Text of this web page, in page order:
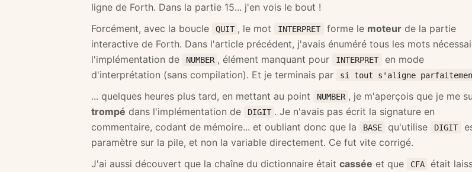
ligne de Forth. Dans la partie 15... j'en vois le bout !
Forcément, avec la boucle
QUIT , le mot INTERPRET forme le moteurde la partie
interactive de Forth. Dans l'article précédent, j'avais énuméré tous les mots
l'implémentation de
NUMBER , élément manquant pour INTERPRET
en mode
d'interprétation (sans compilation). Et je terminais par
si tout s'aligne
... quelques heures plus tard, en mettant au point
NUMBER , je m'aperçois que je me
trompé dans l'implémentation de DIGIT . Je n'avais pas écrit la signature en
commentaire, codant de mémoire... et oubliant donc que la
BASE qu'utilise DIGIT
paramètre sur la pile, et non la variable directement. Ce fut vite corrigé.
J'ai aussi découvert que la chaîne du dictionnaire était cassée et que CFA
était